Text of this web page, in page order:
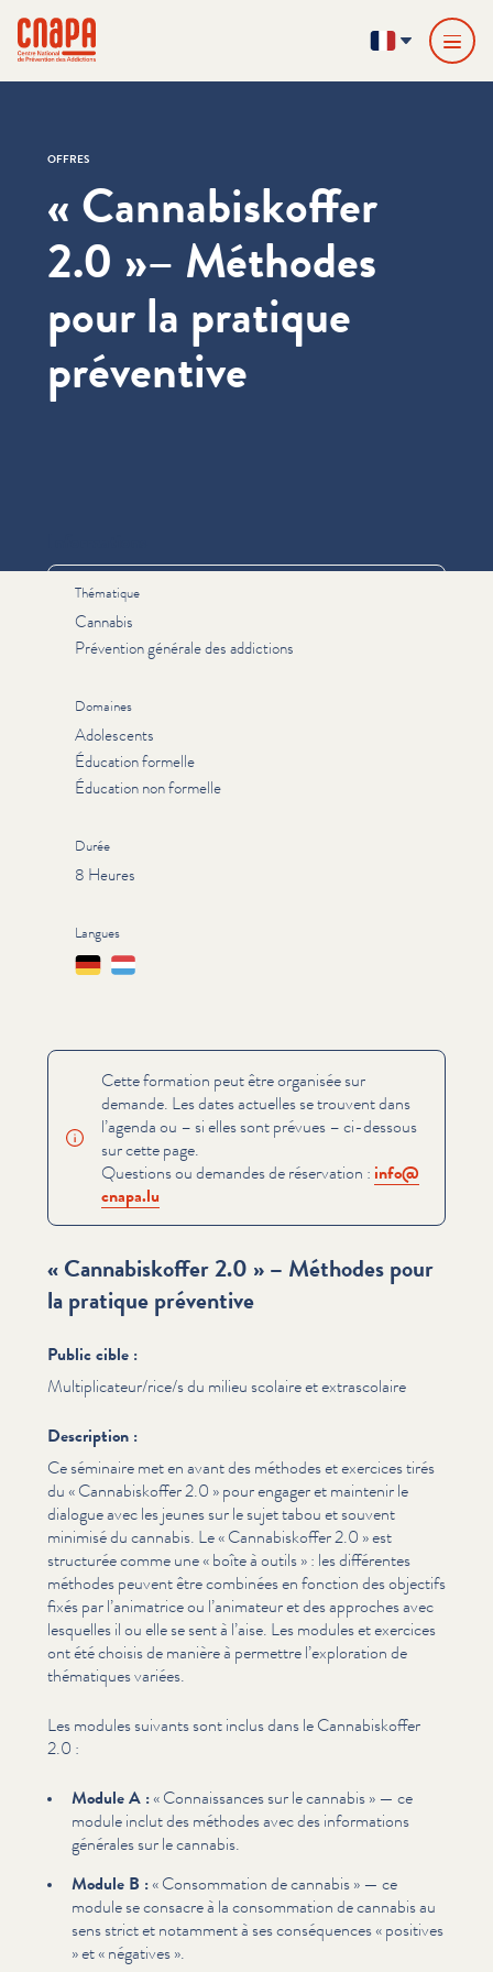
cnapa
FR
OFFRES
« Cannabiskoffer
2.0 »– Méthodes
pour la pratique
préventive
Thématique
Cannabis
Prévention générale des addictions
Domaines
Adolescents
Éducation formelle
Éducation non formelle
Durée
8 Heures
Langues
DeutschLëtzebuergesch
Cette formation peut être organisée sur
demande. Les dates actuelles se trouvent dans
l’agenda ou – si elles sont prévues – ci-dessous
sur cette page.
Questions ou demandes de réservation : info@​
cnapa.​lu
« Cannabiskoffer 2.0 » – Méthodes pour
la pratique préventive
Public cible :
Multiplicateur/​rice/​s du milieu scolaire et extrasco­laire
Description :
Ce séminaire met en avant des méthodes et exercices tirés
du « Cannabiskof­fer 2.0 » pour engager et maintenir le
dialogue avec les jeunes sur le sujet tabou et souvent
minimisé du cannabis. Le « Cannabiskof­fer 2.0 » est
structurée comme une « boîte à outils » : les différentes
méthodes peuvent être combinées en fonction des objectifs
fixés par l’animatrice ou l’animateur et des approches avec
lesquelles il ou elle se sent à l’aise. Les modules et exercices
ont été choisis de manière à permettre l’exploration de
thématiques variées.
Les modules suivants sont inclus dans le Cannabiskof­fer
2.0 :
Module A :« Con­nais­sances sur le cannabis » — ce
module inclut des méthodes avec des infor­ma­tions
générales sur le cannabis.
Module B :« Con­som­ma­tion de cannabis » — ce
module se consacre à la con­som­ma­tion de cannabis au
sens strict et notamment à ses con­séquences « positives
» et « négatives ».